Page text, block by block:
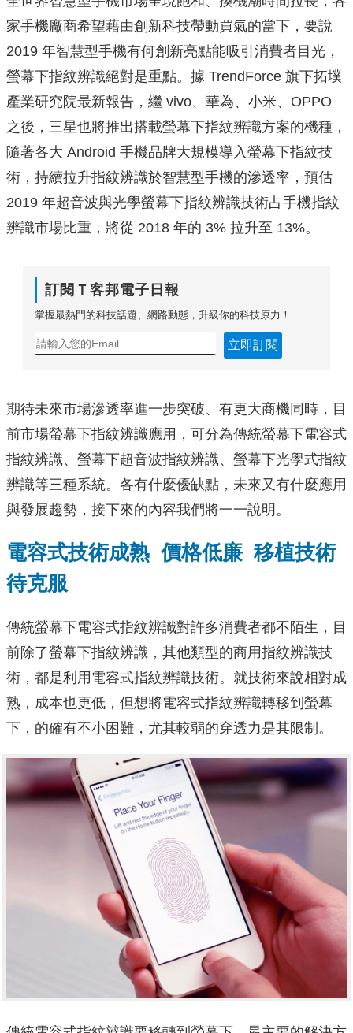
家手機廠商希望藉由創新科技帶動買氣的當下，要說
2019 年智慧型手機有何創新亮點能吸引消費者目光，
螢幕下指紋辨識絕對是重點。據 TrendForce 旗下拓墣
產業研究院最新報告，繼 vivo、華為、小米、OPPO
之後，三星也將推出搭載螢幕下指紋辨識方案的機種，
隨著各大 Android 手機品牌大規模導入螢幕下指紋技
術，持續拉升指紋辨識於智慧型手機的滲透率，預估
2019 年超音波與光學螢幕下指紋辨識技術占手機指紋
辨識市場比重，將從 2018 年的 3% 拉升至 13%。
訂閱Ｔ客邦電子日報
掌握最熱門的科技話題、網路動態，升級你的科技原力！
立即訂閱
期待未來市場滲透率進一步突破、有更大商機同時，目
前市場螢幕下指紋辨識應用，可分為傳統螢幕下電容式
指紋辨識、螢幕下超音波指紋辨識、螢幕下光學式指紋
辨識等三種系統。各有什麼優缺點，未來又有什麼應用
與發展趨勢，接下來的內容我們將一一說明。
電容式技術成熟 價格低廉 移植技術
待克服
傳統螢幕下電容式指紋辨識對許多消費者都不陌生，目
前除了螢幕下指紋辨識，其他類型的商用指紋辨識技
術，都是利用電容式指紋辨識技術。就技術來說相對成
熟，成本也更低，但想將電容式指紋辨識轉移到螢幕
下，的確有不小困難，尤其較弱的穿透力是其限制。